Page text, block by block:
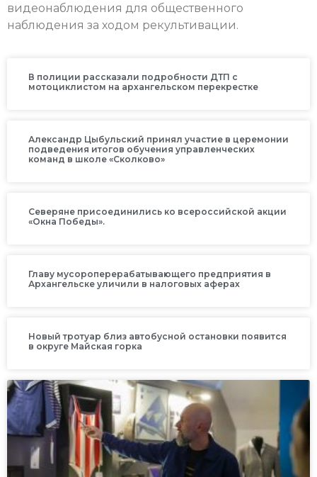
видеонаблюдения для общественного
наблюдения за ходом рекультивации.
В полиции рассказали подробности ДТП с
мотоциклистом на архангельском перекрестке
Александр Цыбульский принял участие в церемонии
подведения итогов обучения управленческих
команд в школе «Сколково»
Северяне присоединились ко всероссийской акции
«Окна Победы».
Главу мусороперерабатывающего предприятия в
Архангельске уличили в налоговых аферах
Новый тротуар близ автобусной остановки появится
в округе Майская горка